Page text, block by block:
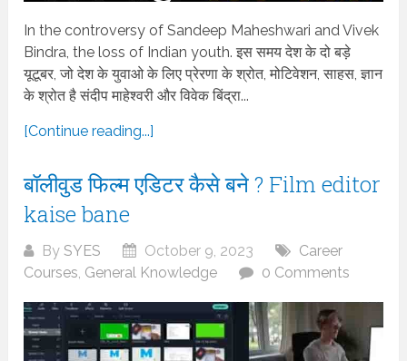
In the controversy of Sandeep Maheshwari and Vivek
Bindra, the loss of Indian youth. इस समय देश के दो बड़े
यूटूबर, जो देश के युवाओ के लिए प्रेरणा के श्रोत, मोटिवेशन, साहस, ज्ञान
के श्रोत है संदीप माहेश्वरी और विवेक बिंद्रा...
[Continue reading...]
बॉलीवुड फिल्म एडिटर कैसे बने ? Film editor
kaise bane
BySYES October 9, 2023
Career
Courses, General Knowledge 0 Comments